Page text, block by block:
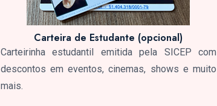
Carteira de Estudante (opcional)
Carteirinha estudantil emitida pela SICEP com
descontos em eventos, cinemas, shows e muito
mais.